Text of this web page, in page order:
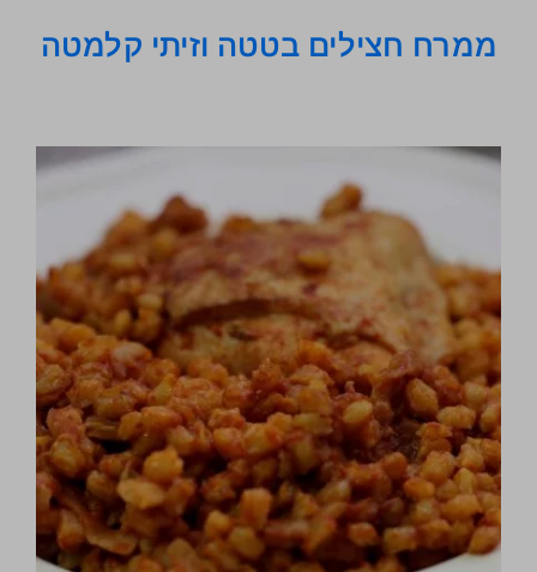
ממרח חצילים בטטה וזיתי קלמטה